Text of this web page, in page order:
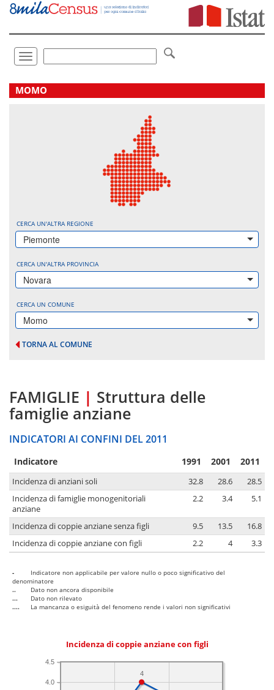
Vai
direttamente
Toggle
navigation
.
MOMO
CERCA UN'ALTRA REGIONE
Piemonte
CERCA UN'ALTRA PROVINCIA
Novara
CERCA UN COMUNE
Momo
TORNA AL COMUNE
FAMIGLIE | Struttura delle
famiglie anziane
INDICATORI AI CONFINI DEL 2011
Indicatore 1991 2001 2011
Incidenza di anziani soli 32.8 28.6
28.5
Incidenza di famiglie monogenitoriali
anziane
2.2 3.4 5.1
Incidenza di coppie anziane senza figli 9.5 13.5
16.8
Incidenza di coppie anziane con figli
2.2 4 3.3
-
Indicatore non applicabile per valore nullo o poco significativo del
denominatore
..
Dato non ancora disponibile
...
Dato non rilevato
....
La mancanza o esiguità del fenomeno rende i valori non significativi
Incidenza di coppie anziane con figli
4.0
4.5
4